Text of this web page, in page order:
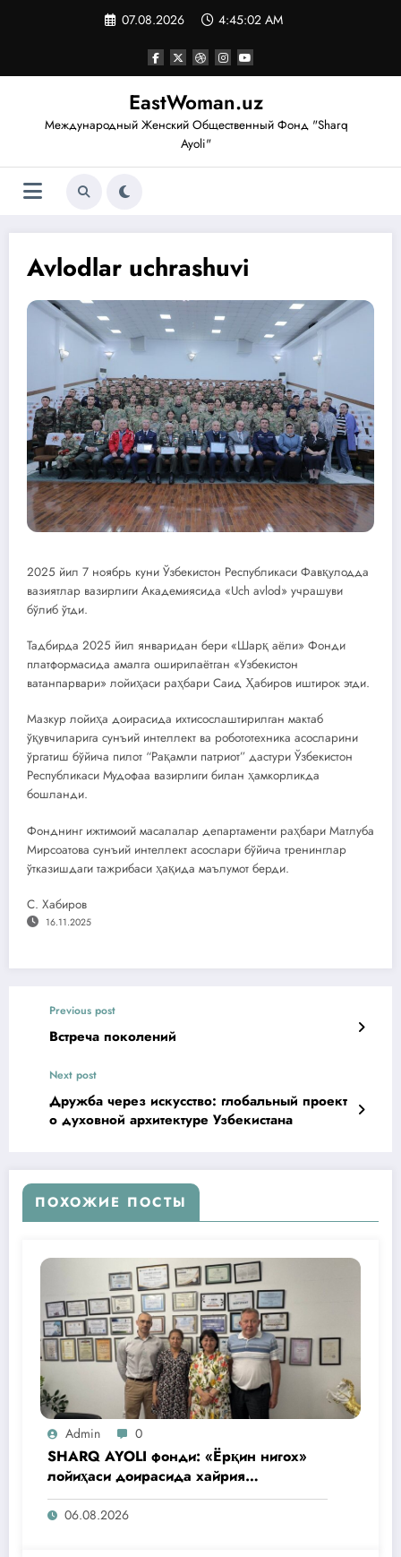
07.08.2026 4:45:03 AM
EastWoman.uz
Международный Женский Общественный Фонд "Sharq
Ayoli"
Avlodlar uchrashuvi
2025 йил 7 ноябрь куни Ўзбекистон Республикаси Фавқулодда
вазиятлар вазирлиги Академиясида «Uch avlod» учрашуви
бўлиб ўтди.
Тадбирда 2025 йил январидан бери «Шарқ аёли» Фонди
платформасида амалга оширилаётган «Узбекистон
ватанпарвари» лойиҳаси раҳбари Саид Ҳабиров иштирок этди.
Мазкур лойиҳа доирасида ихтисослаштирилган мактаб
ўқувчиларига сунъий интеллект ва робототехника асосларини
ўргатиш бўйича пилот “Рақамли патриот” дастури Ўзбекистон
Республикаси Мудофаа вазирлиги билан ҳамкорликда
бошланди.
Фонднинг ижтимоий масалалар департаменти раҳбари Матлуба
Мирсоатова сунъий интеллект асослари бўйича тренинглар
ўтказишдаги тажрибаси ҳақида маълумот берди.
С. Хабиров
16.11.2025
Previous post
Встреча поколений
Next post
Дружба через искусство: глобальный проект
о духовной архитектуре Узбекистана
ПОХОЖИЕ ПОСТЫ
Admin 0
SHARQ AYOLI фонди: «Ёрқин нигох»
лойиҳаси доирасида хайрия
операциялари ўтказилади
06.08.2026